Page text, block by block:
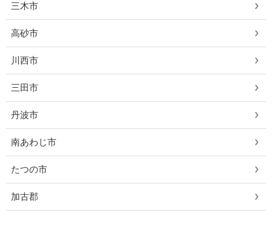
三木市
高砂市
川西市
三田市
丹波市
南あわじ市
たつの市
加古郡